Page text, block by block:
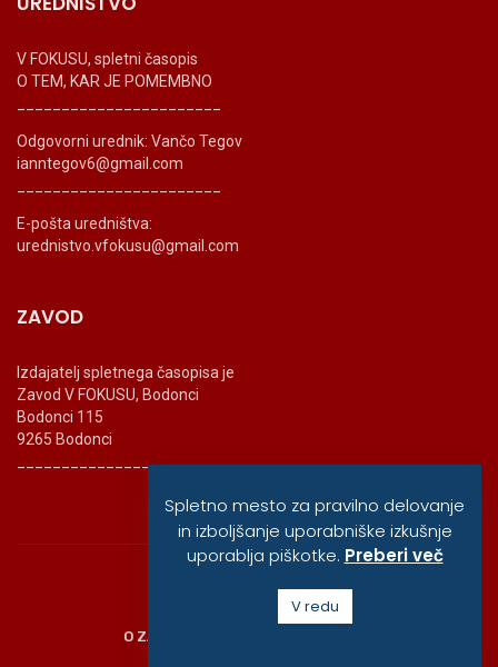
V FOKUSU, spletni časopis
O TEM, KAR JE POMEMBNO
Odgovorni urednik: Vančo Tegov
ianntegov6@gmail.com
E-pošta uredništva:
urednistvo.vfokusu@gmail.com
ZAVOD
Izdajatelj spletnega časopisa je
Zavod V FOKUSU, Bodonci
Bodonci 115
9265 Bodonci
_______________________
© vfokusu, 2020
O ZAVODU
Spletno mesto za pravilno delovanje
in izboljšanje uporabniške izkušnje
uporablja piškotke. Preberi več
V redu